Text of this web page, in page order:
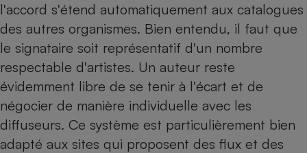
l'accord s'étend automatiquement aux catalogues
des autres organismes. Bien entendu, il faut que
le signataire soit représentatif d'un nombre
respectable d'artistes. Un auteur reste
évidemment libre de se tenir à l'écart et de
négocier de manière individuelle avec les
diffuseurs. Ce système est particulièrement bien
adapté aux sites qui proposent des flux et des